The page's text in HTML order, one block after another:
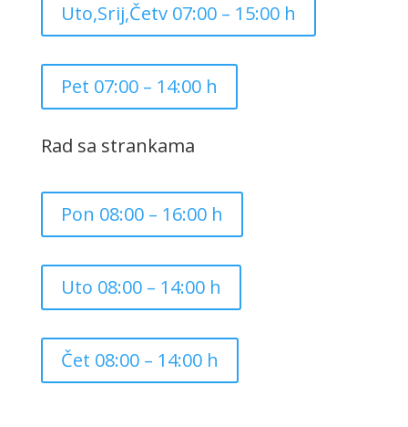
Uto,Srij,Četv 07:00 – 15:00 h
Pet 07:00 – 14:00 h
Rad sa strankama
Pon 08:00 – 16:00 h
Uto 08:00 – 14:00 h
Čet 08:00 – 14:00 h